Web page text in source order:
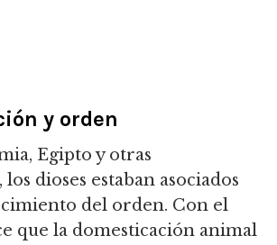
y orden
Egipto y otras
dioses estaban asociados
del orden. Con el
que la domesticación animal